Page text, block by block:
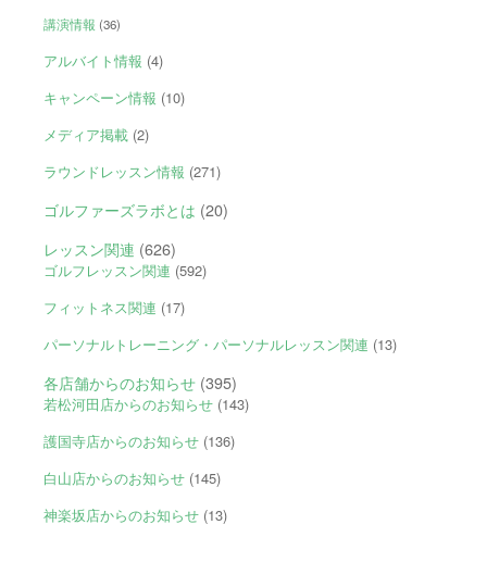
講演情報 (36)
アルバイト情報 (4)
キャンペーン情報 (10)
メディア掲載(2)
ラウンドレッスン情報 (271)
ゴルファーズラボとは (20)
レッスン関連 (626)
ゴルフレッスン関連 (592)
フィットネス関連 (17)
パーソナルトレーニング・パーソナルレッスン関連 (13)
各店舗からのお知らせ(395)
若松河田店からのお知らせ(143)
護国寺店からのお知らせ(136)
白山店からのお知らせ(145)
神楽坂店からのお知らせ(13)